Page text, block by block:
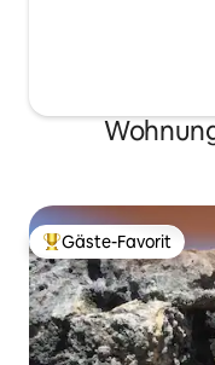
Beliebter Gäste-
Gäste-Favorit